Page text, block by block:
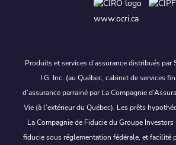
www.ocri.ca
Produits et services d’assurance distribués par
I.G. Inc. (au Québec, cabinet de services
d’assurance parrainé par La Compagnie
Vie (à l’extérieur du Québec). Les prêts
La Compagnie de Fiducie du Groupe
fiducie sous réglementation fédérale, et facilité